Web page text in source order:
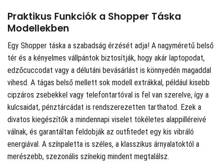
Praktikus Funkciók a Shopper Táska
Modellekben
Egy Shopper táska a szabadság érzését adja! A nagyméretű belső
tér és a kényelmes vállpántok biztosítják, hogy akár laptopodat,
edzőcuccodat vagy a délutáni bevásárlást is könnyedén magaddal
vihesd. A tágas belső mellett sok modell extrákkal, például kisebb
cipzáros zsebekkel vagy telefontartóval is fel van szerelve, így a
kulcsaidat, pénztárcádat is rendszerezetten tarthatod. Ezek a
divatos kiegészítők a mindennapi viselet tökéletes alappilléreivé
válnak, és garantáltan feldobják az outfitedet egy kis vibráló
energiával. A színpaletta is széles, a klasszikus árnyalatoktól a
merészebb, szezonális színekig mindent megtalálsz.